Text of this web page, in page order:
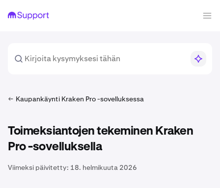
Kaupankäynti Kraken Pro -sovelluksessa
Toimeksiantojen tekeminen Kraken
Pro -sovelluksella
Viimeksi päivitetty: 18. helmikuuta 2026